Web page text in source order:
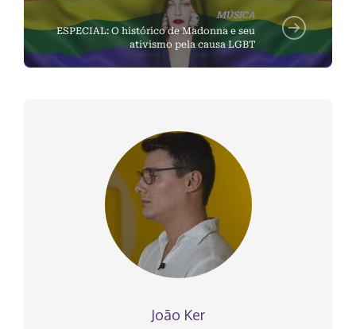
MÚSICA
ESPECIAL: O histórico de Madonna e seu
ativismo pela causa LGBT
João Ker